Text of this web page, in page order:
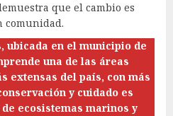
que el cambio es
comunidad.
ubicada en el municipio de
una de las áreas
extensas del país, con más
y cuidado es
ecosistemas marinos y